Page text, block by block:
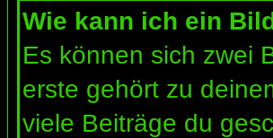
Wie kann ich ein
Es können sich zwei
erste gehört zu
viele Beiträge du